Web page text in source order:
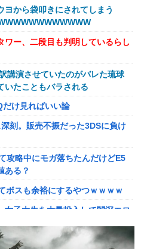
たびに思うんだ 空母機動部隊っ
ンはどうなさいますか？」ワイ喪
w w w w w w w w w w
ロボットはデタラメで遠隔操作し
女が怒ってるのか分かんない奴
前らは勿論わかるよ
祭でコーヒーカップを作って大盛
見たことあると話題に
」シリーズが強すぎると話題に
つき楽しみにしてたら動物の死肉
とリンクって毎回結ばれずに別の
ヨから袋叩きにされてしまう
ワー、二段目も判明しているらし
講演させていたのがバレた琉球
いたこともバラされる
け見ればいい論
刻。販売不振だった3DSに負け
攻略中にモガ落ちたんだけどE5
ある？
ボスも余裕にするやつｗｗｗｗ
女子大生を大量投入して闇深エロ
ませてあげた結果ｗｗｗｗ